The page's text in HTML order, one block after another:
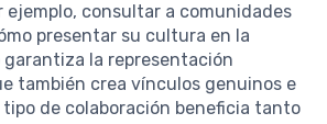
ejemplo, consultar a comunidades
presentar su cultura en la
garantiza la representación
también crea vínculos genuinos e
tipo de colaboración beneficia tanto